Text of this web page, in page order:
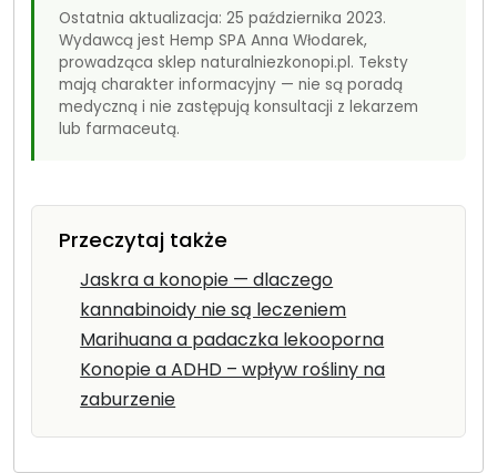
Ostatnia aktualizacja: 25 października 2023.
Wydawcą jest Hemp SPA Anna Włodarek,
prowadząca sklep naturalniezkonopi.pl. Teksty
mają charakter informacyjny — nie są poradą
medyczną i nie zastępują konsultacji z lekarzem
lub farmaceutą.
Przeczytaj także
Jaskra a konopie — dlaczego
kannabinoidy nie są leczeniem
Marihuana a padaczka lekooporna
Konopie a ADHD – wpływ rośliny na
zaburzenie